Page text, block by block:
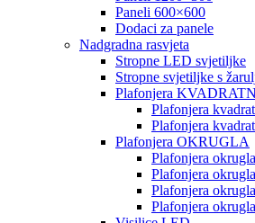
Paneli 600×600
Dodaci za panele
Nadgradna rasvjeta
Stropne LED svjetiljke
Stropne svjetiljke s
Plafonjera
Plafonjera
Plafonjera
Plafonjera OKRUGLA
Plafonjera
Plafonjera
Plafonjera
Plafonjera